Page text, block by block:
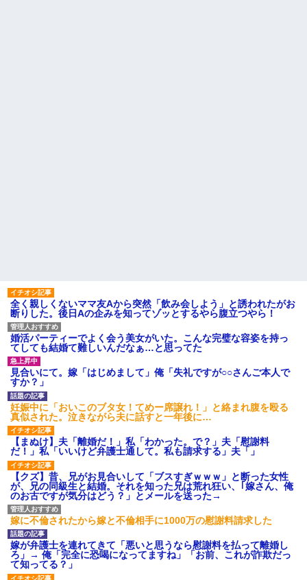
全く親しくないママ友Aから突然「飲み会しよう」と誘われたがお
断りした。後日Aの企みを知ってゾッとするやら腹立つやら！
婚活パーティーでよく会う美女がいた。こんな完璧な容姿を持っ
てしても結婚て難しいんだなぁ…と思ってた
見合いにて。嫁「はじめまして」俺「失礼ですが○○さんご本人で
すか？」
妊娠中に「おいこのブタ女！てめー席譲れ！」と絡まれ腹を殴る
真似された。泣きながら夫に話すと一年後に…
【まぬけ】夫「離婚だ！」私「わかった。で？」夫「慰謝料
だ！」私「いいけど弁護士通して。私も請求する」夫「」
【クズ】昔、兄がお見合いして「ブスすぎｗｗｗ」と断った女性
が、兄の同級生と結婚。それを知った兄は荒れ狂い、｢嫁さん、俺
のお古ですが気分はどう？」とメールを送った→
嫁に不倫されたから嫁と不倫相手に1000万の慰謝料請求した
嫁が弁護士を連れてきて「悪いと思うなら慰謝料を払って離婚し
ろ」→ 俺「完全に恐喝になってますね」「お前、これが詐欺だっ
て知ってる？」